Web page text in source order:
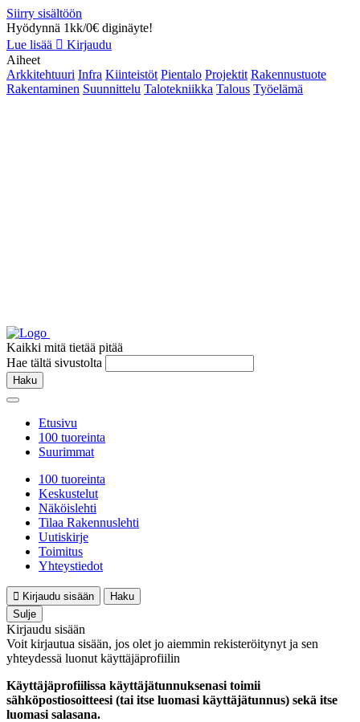
Siirry sisältöön
Hyödynnä 1kk/0€ diginäyte!
Lue lisää
Kirjaudu
Aiheet
Arkkitehtuuri Infra Kiinteistöt Pientalo Projektit Rakennustuote
Rakentaminen Suunnittelu Talotekniikka Talous Työelämä
Kaikki mitä tietää pitää
Hae tältä sivustolta
Haku
Etusivu
100 tuoreinta
Suurimmat
100 tuoreinta
Keskustelut
Näköislehti
Tilaa Rakennuslehti
Uutiskirje
Toimitus
Yhteystiedot
Kirjaudu sisään
Haku
Sulje
Kirjaudu sisään
Voit kirjautua sisään, jos olet jo aiemmin rekisteröitynyt ja sen
yhteydessä luonut käyttäjäprofiilin
Käyttäjäprofiilissa käyttäjätunnuksenasi toimii
sähköpostiosoitteesi (tai itse luomasi käyttäjätunnus) sekä itse
luomasi salasana.